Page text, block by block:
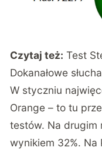
Czytaj też: Test
Dokanałowe
W styczniu
Orange – to tu
testów. Na drugim
wynikiem 32%. Na